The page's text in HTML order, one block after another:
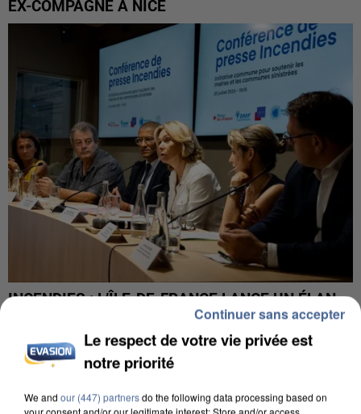
EX-COMPAGNE À NICE
INCENDIES : L’ÎLE-DE-FRANCE LANCE UN ÉLAN
DE SOLIDARITÉ AVEC LES...
Le respect de votre vie privée est
notre priorité
We and our (447) partnersdo the following data processing based on
your consent and/or our legitimate interest: Store and/or access
Continuer sans accepter